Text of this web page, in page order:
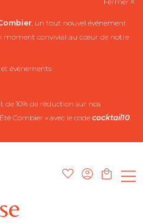
, un tout nouvel événement
moment convivial au cœur de notre
et événements
de 10% de réduction sur nos
Combier » avec le code cocktail10.